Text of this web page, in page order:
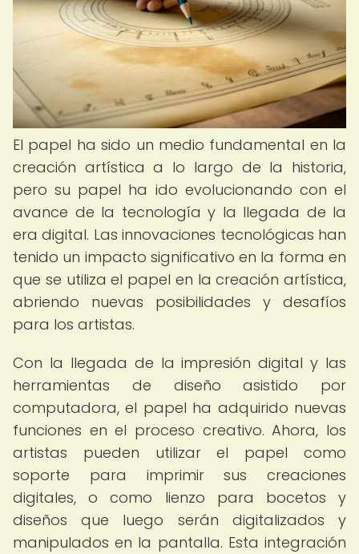
El papel ha sido un medio fundamental en la
creación artística a lo largo de la historia,
pero su papel ha ido evolucionando con el
avance de la tecnología y la llegada de la
era digital. Las innovaciones tecnológicas han
tenido un impacto significativo en la forma en
que se utiliza el papel en la creación artística,
abriendo nuevas posibilidades y desafíos
para los artistas.
Con la llegada de la impresión digital y las
herramientas de diseño asistido por
computadora, el papel ha adquirido nuevas
funciones en el proceso creativo. Ahora, los
artistas pueden utilizar el papel como
soporte para imprimir sus creaciones
digitales, o como lienzo para bocetos y
diseños que luego serán digitalizados y
manipulados en la pantalla. Esta integración